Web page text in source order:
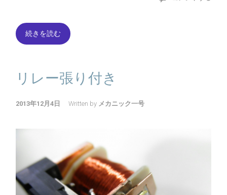
続きを読む
リレー張り付き
2013年12月4日 Written by メカニック一号